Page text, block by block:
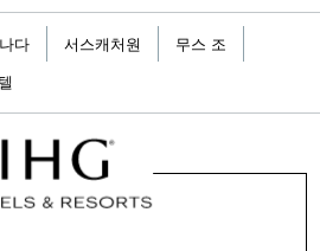
다 서스캐처원
무스 조